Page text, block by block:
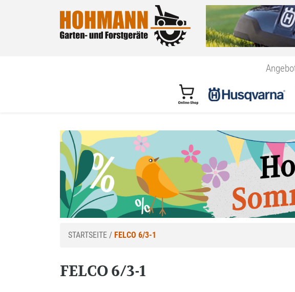
STARTSEITE / FELCO 6/3-1
FELCO 6/3-1